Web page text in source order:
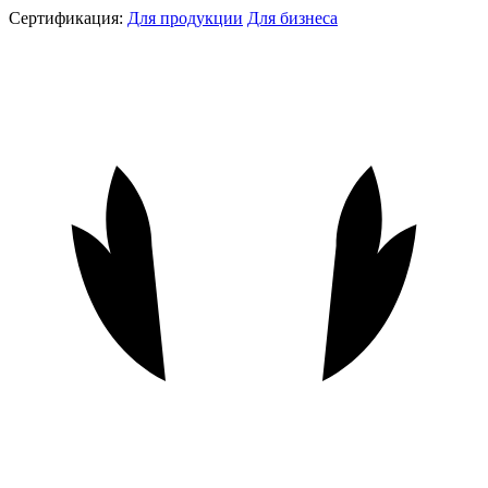
Сертификация: Для продукции Для бизнеса